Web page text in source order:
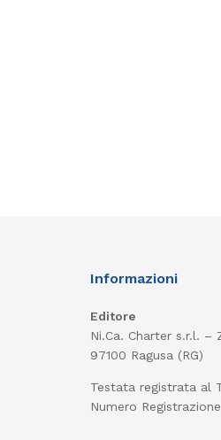
Informazioni
Editore
Ni.Ca. Charter s.r.l. –
97100 Ragusa (RG)
Testata registrata al
Numero